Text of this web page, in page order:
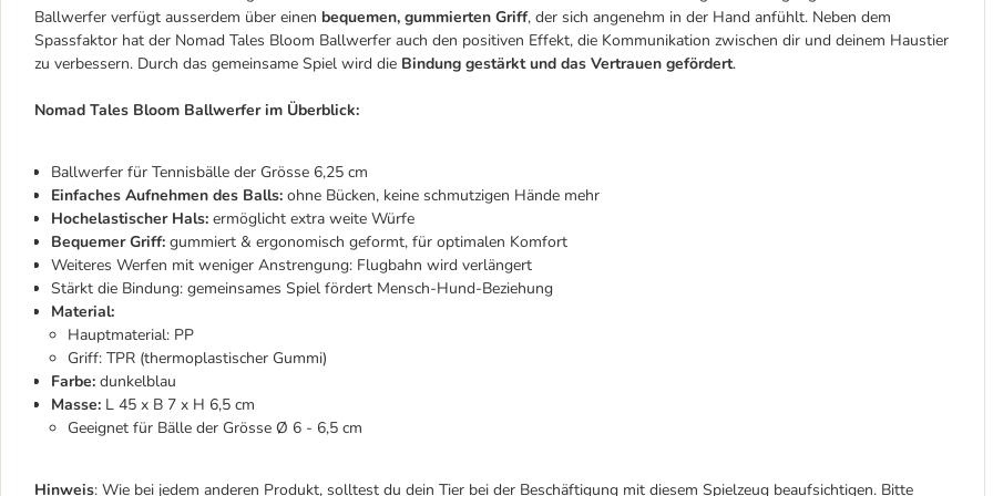
Ballwerfer verfügt ausserdem über einen bequemen, gummierten Griff, der sich angenehm in der Hand anfühlt. Neben dem
Spassfaktor hat der Nomad Tales Bloom Ballwerfer auch den positiven Effekt, die Kommunikation zwischen dir und deinem Haustier
zu verbessern. Durch das gemeinsame Spiel wird die Bindung gestärkt und das Vertrauen gefördert.
Nomad Tales Bloom Ballwerfer im Überblick:
Ballwerfer für Tennisbälle der Grösse 6,25 cm
Einfaches Aufnehmen des Balls: ohne Bücken, keine schmutzigen Hände mehr
Hochelastischer Hals: ermöglicht extra weite Würfe
Bequemer Griff: gummiert & ergonomisch geformt, für optimalen Komfort
Weiteres Werfen mit weniger Anstrengung: Flugbahn wird verlängert
Stärkt die Bindung: gemeinsames Spiel fördert Mensch-Hund-Beziehung
Material:
Hauptmaterial: PP
Griff: TPR (thermoplastischer Gummi)
Farbe: dunkelblau
Masse: L 45 x B 7 x H 6,5 cm
Geeignet für Bälle der Grösse Ø 6 - 6,5 cm
Hinweis: Wie bei jedem anderen Produkt, solltest du dein Tier bei der Beschäftigung mit diesem Spielzeug beaufsichtigen. Bitte